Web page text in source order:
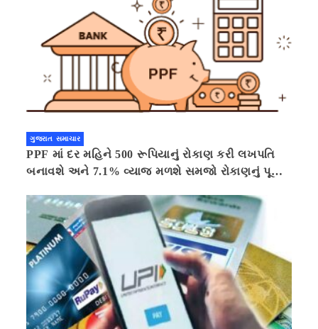
ગુજરાત સમાચાર
PPF માં દર મહિને 500 રૂપિયાનું રોકાણ કરી લખપતિ
બનાવશે અને 7.1% વ્યાજ મળશે સમજો રોકાણનું પૂરું